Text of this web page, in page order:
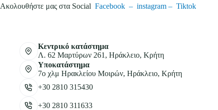
Ακολουθήστε μας στα Social Facebook – instagram – Tiktok
Κεντρικό κατάστημα
Λ. 62 Μαρτύρων 261, Ηράκλειο, Κρήτη
Υποκατάστημα
7ο χλμ Ηρακλείου Μοιρών, Ηράκλειο, Κρήτη
+30 2810 315430
+30 2810 311633